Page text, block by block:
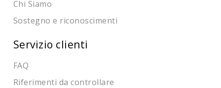
Chi Siamo
Sostegno e riconoscimenti
Servizio clienti
FAQ
Riferimenti da controllare